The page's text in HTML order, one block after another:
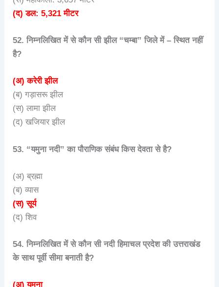
(द) डल: 5,321 मीटर
52. निम्नलिखित में से कौन सी झील “चम्बा” जिले में – स्थित नहीं
है?
(अ) करेरी झील
(ब) गड़ासरू झील
(स) लामा झील
(द) खजियार झील
53. “यमुना नदी” का पौराणिक संबंध किस देवता से है?
(अ) ब्रह्मा
(ब) व्यास
(स) सूर्य
(द) शिव
54. निम्नलिखित में से कौन सी नदी हिमाचल प्रदेश की उत्तराखंड
के साथ पूर्वी सीमा बनाती है?
(अ) यमुना